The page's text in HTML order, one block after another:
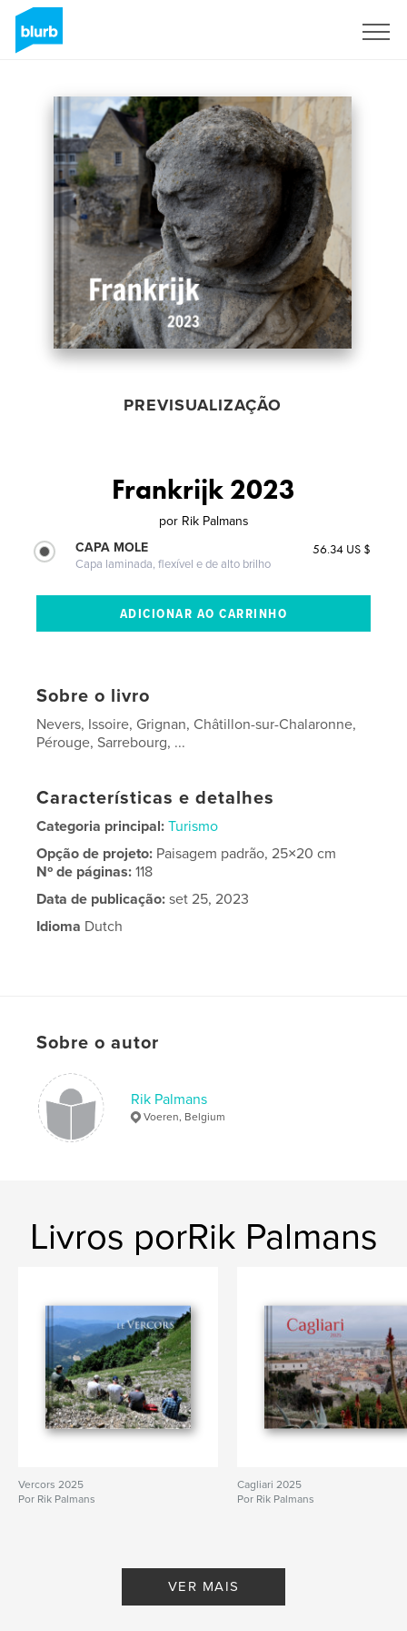
PREVISUALIZAÇÃO
Frankrijk 2023
por Rik Palmans
CAPA MOLE
Capa laminada, flexível e de alto brilho
56.34 US $
Sobre o livro
Nevers, Issoire, Grignan, Châtillon-sur-Chalaronne,
Pérouge, Sarrebourg, ...
Características e detalhes
Categoria principal: Turismo
Opção de projeto: Paisagem padrão, 25×20 cm
Nº de páginas:118
Data de publicação: set 25, 2023
Idioma Dutch
Sobre o autor
Rik Palmans
Voeren, Belgium
Livros porRik Palmans
Vercors 2025
Por Rik Palmans
Cagliari 2025
Por Rik Palmans
VER MAIS